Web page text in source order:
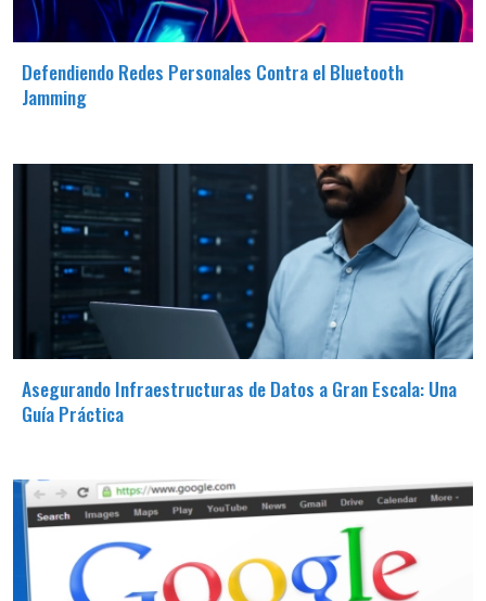
Defendiendo Redes Personales Contra el Bluetooth
Jamming
Asegurando Infraestructuras de Datos a Gran Escala: Una
Guía Práctica